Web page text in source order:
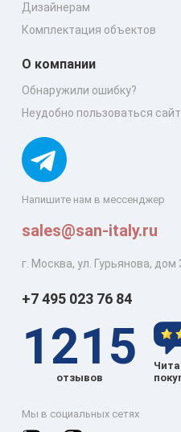
Напишите нам в мессенджер
sales@san-italy.ru
г. Москва, ул. Гурьянова, дом
Дизайнерам
Комплектация объектов
О компании
Обнаружили ошибку?
Неудобно пользоваться
+7 495 023 76 84
1215
отзывов
Мы в социальных сетях